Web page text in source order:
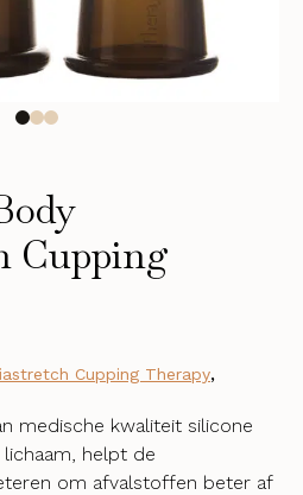
Cupping
medische kwaliteit silicone
helpt de
om afvalstoffen beter af
Cupping Therapy,